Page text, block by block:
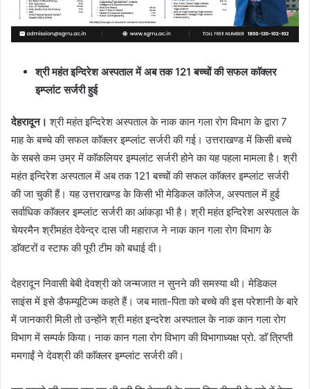
श्री महंत इन्दिरेश अस्पताल में अब तक 121 बच्चों की सफल काॅक्लर
इम्प्लांट सर्जरी हुई
देहरादून। श्री महंत इन्दिरेश अस्पताल के नाक कान गला रोग विभाग के द्वारा 7
माह के बच्चे की सफल काॅक्लर इम्प्लांट सर्जरी की गई। उत्तराखण्ड में किसी बच्चे
के सबसे कम उम्र में काॅकलियर इम्पलांट सर्जरी होने का यह पहला मामला है। श्री
महंत इन्दिरेश अस्पताल में अब तक 121 बच्चों की सफल काॅक्लर इम्प्लांट सर्जरी
की जा चुकी हैं। यह उत्तराखण्ड के किसी भी मेडिकल काॅलेज, अस्पताल में हुई
सर्वाधिक काॅक्लर इम्प्लांट सर्जरी का आंकड़ा भी है। श्री महंत इन्दिरेश अस्पताल के
चेयरमैन श्रीमहंत देवेन्द्र दास जी महाराज ने नाक कान गला रोग विभाग के
डाॅक्टरों व स्टाफ की पूरी टीम को बधाई दी।
देहरादून निवासी बेबी देवश्री को जन्मजात न सुनने की समस्या थी। मेडिकल
साइंस में इसे डैफम्यूटिज्म कहते हैं। जब माता-पिता को बच्चे की इस परेशानी के बारे
में जानकारी मिली तो उन्होंने श्री महंत इन्दरेश अस्पताल के नाक कान गला रोग
विभाग में सम्पर्क किया। नाक कान गला रोग विभाग की विभागाध्यक्ष प्रो. डाॅ त्रिप्ती
ममगाईं ने देवश्री की काॅक्लर इम्प्लांट सर्जरी की।